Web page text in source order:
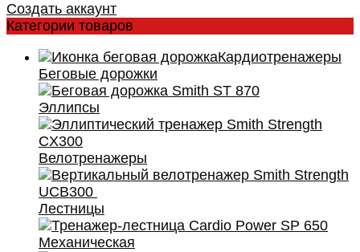
Создать аккаунт
Категории товаров
Кардиотренажеры
Беговые дорожки
Эллипсы
Велотренажеры
Лестницы
Механическая